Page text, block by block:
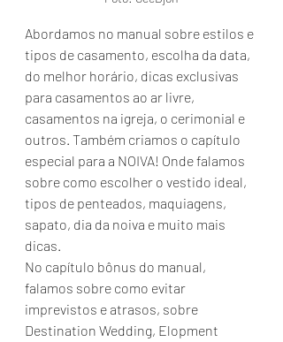
Abordamos no manual sobre estilos e
tipos de casamento, escolha da data,
do melhor horário, dicas exclusivas
para casamentos ao ar livre,
casamentos na igreja, o cerimonial e
outros. Também criamos o capítulo
especial para a NOIVA! Onde falamos
sobre como escolher o vestido ideal,
tipos de penteados, maquiagens,
sapato, dia da noiva e muito mais
dicas.
No capítulo bônus do manual,
falamos sobre como evitar
imprevistos e atrasos, sobre
Destination Wedding, Elopment